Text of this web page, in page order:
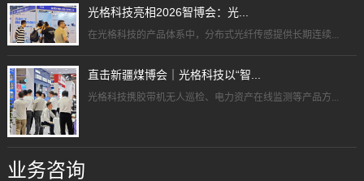
光格科技亮相2026智博会：光...
在光格科技的产品体系中，分布式光纤传感提供长期连续...
直击新疆煤博会｜光格科技以“智...
光格科技携胶带机无人巡检、电力资产在线监测等产品方...
业务咨询